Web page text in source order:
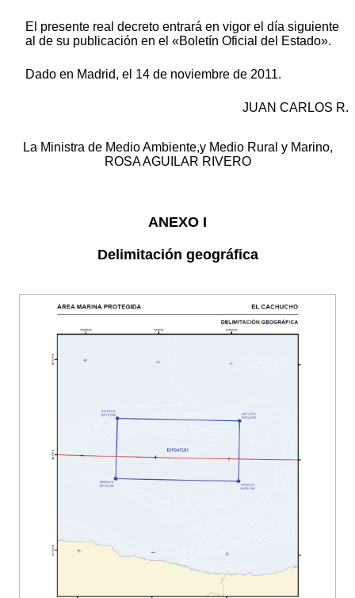
El presente real decreto entrará en vigor el día siguiente
al de su publicación en el «Boletín Oficial del Estado».
Dado en Madrid, el 14 de noviembre de 2011.
JUAN CARLOS R.
La Ministra de Medio Ambiente,y Medio Rural y Marino,
ROSA AGUILAR RIVERO
ANEXO I
Delimitación geográfica